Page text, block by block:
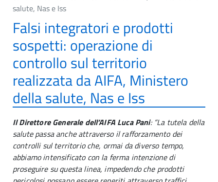
salute, Nas e Iss
Falsi integratori e prodotti
sospetti: operazione di
controllo sul territorio
realizzata da AIFA, Ministero
della salute, Nas e Iss
Il Direttore Generale dell’AIFA Luca Pani: “La tutela della
salute passa anche attraverso il rafforzamento dei
controlli sul territorio che, ormai da diverso tempo,
abbiamo intensificato con la ferma intenzione di
proseguire su questa linea, impedendo che prodotti